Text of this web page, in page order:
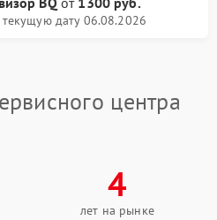
дату 06.08.2026
центра
4
лет на рынке